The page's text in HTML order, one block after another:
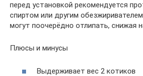
перед установкой рекомендуется
спиртом или другим
могут поочерёдно отлипать, снижая
Плюсы и минусы
Выдерживает вес 2 котиков